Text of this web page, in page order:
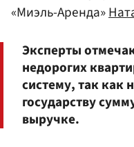
«Миэль-Аренда»
Эксперты
недорогих
систему, так как
государству
выручке.